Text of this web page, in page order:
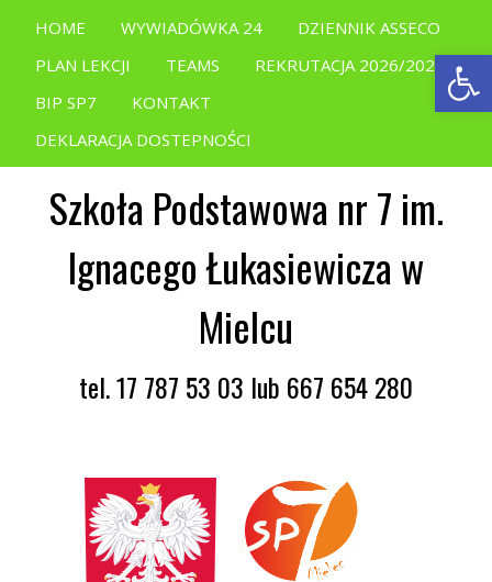
HOME WYWIADÓWKA 24
DZIENNIK ASSECO
PLAN LEKCJI
TEAMS
REKRUTACJA 2026/2027
BIP SP7
KONTAKT
DEKLARACJA DOSTEPNOŚCI
Szkoła Podstawowa nr 7 im.
Ignacego Łukasiewicza w
Mielcu
tel. 17 787 53 03 lub 667 654 280